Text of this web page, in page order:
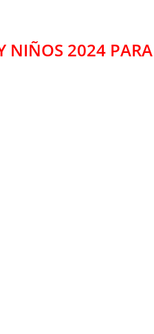
NIÑOS 2024